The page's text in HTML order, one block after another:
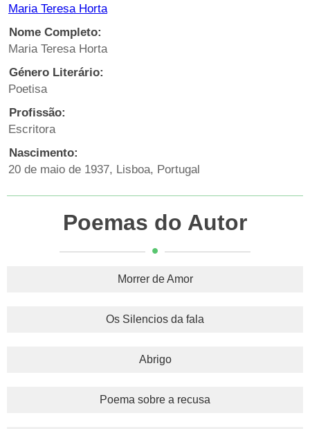
Maria Teresa Horta
Nome Completo:
Maria Teresa Horta
Género Literário:
Poetisa
Profissão:
Escritora
Nascimento:
20 de maio de 1937, Lisboa, Portugal
Poemas do Autor
Morrer de Amor
Os Silencios da fala
Abrigo
Poema sobre a recusa